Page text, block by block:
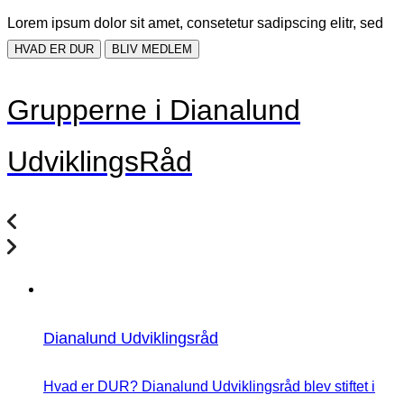
Lorem ipsum dolor sit amet, consetetur sadipscing elitr, sed
HVAD ER DUR BLIV MEDLEM
Grupperne i Dianalund
UdviklingsRåd
Dianalund Udviklingsråd
Hvad er DUR? Dianalund Udviklingsråd blev stiftet i